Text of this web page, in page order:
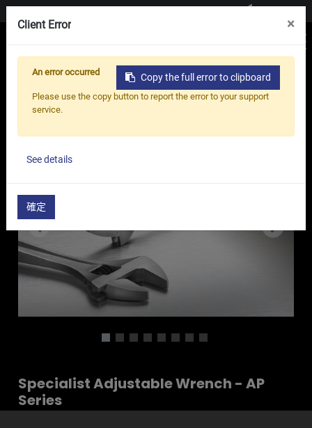
聯絡我們
活動扳手
Specialist Adjustable Wrench - AP Series
Specialist Adjustable Wrench - AP
Series
Client Error ×
Copy the full error to clipboard
An error occurred
Please use the copy button to report the error to your support
service.
See details
確定